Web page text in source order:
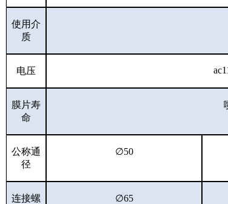
使用介
质
电压
膜片寿
命
公称通
径
∅50
连接螺
∅65